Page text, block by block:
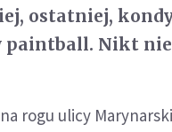
ostatniej,
paintball. Nikt nie
rogu ulicy